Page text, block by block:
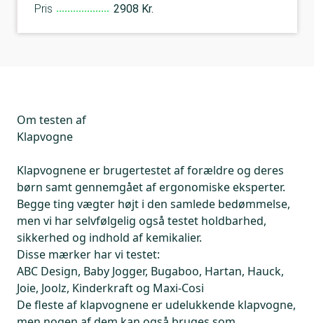
Pris 2908 Kr.
Om testen af
Klapvogne
Klapvognene er brugertestet af forældre og deres
børn samt gennemgået af ergonomiske eksperter.
Begge ting vægter højt i den samlede bedømmelse,
men vi har selvfølgelig også testet holdbarhed,
sikkerhed og indhold af kemikalier.
Disse mærker har vi testet:
ABC Design, Baby Jogger, Bugaboo, Hartan, Hauck,
Joie, Joolz, Kinderkraft og Maxi-Cosi
De fleste af klapvognene er udelukkende klapvogne,